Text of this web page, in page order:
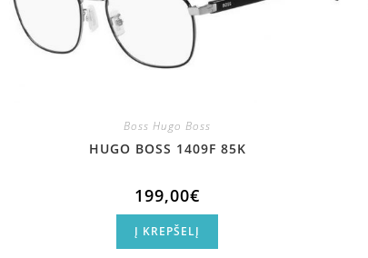
Boss Hugo Boss
HUGO BOSS 1409F 85K
199,00€
Į KREPŠELĮ